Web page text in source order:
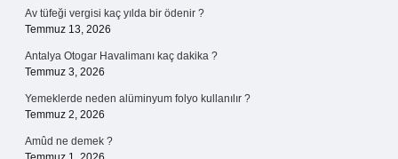
Av tüfeği vergisi kaç yılda bir ödenir ?
Temmuz 13, 2026
Antalya Otogar Havalimanı kaç dakika ?
Temmuz 3, 2026
Yemeklerde neden alüminyum folyo kullanılır ?
Temmuz 2, 2026
Amûd ne demek ?